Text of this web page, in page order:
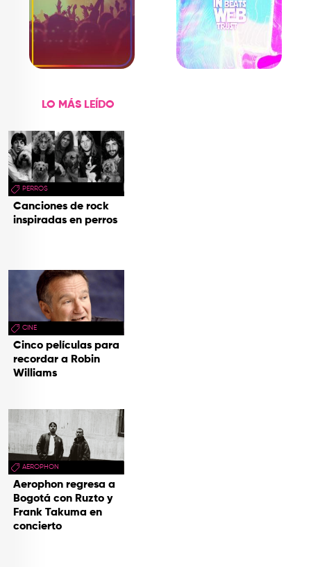
LO MÁS LEÍDO
PERROS
Canciones de rock
inspiradas en perros
CINE
Cinco películas para
recordar a Robin
Williams
AEROPHON
Aerophon regresa a
Bogotá con Ruzto y
Frank Takuma en
concierto